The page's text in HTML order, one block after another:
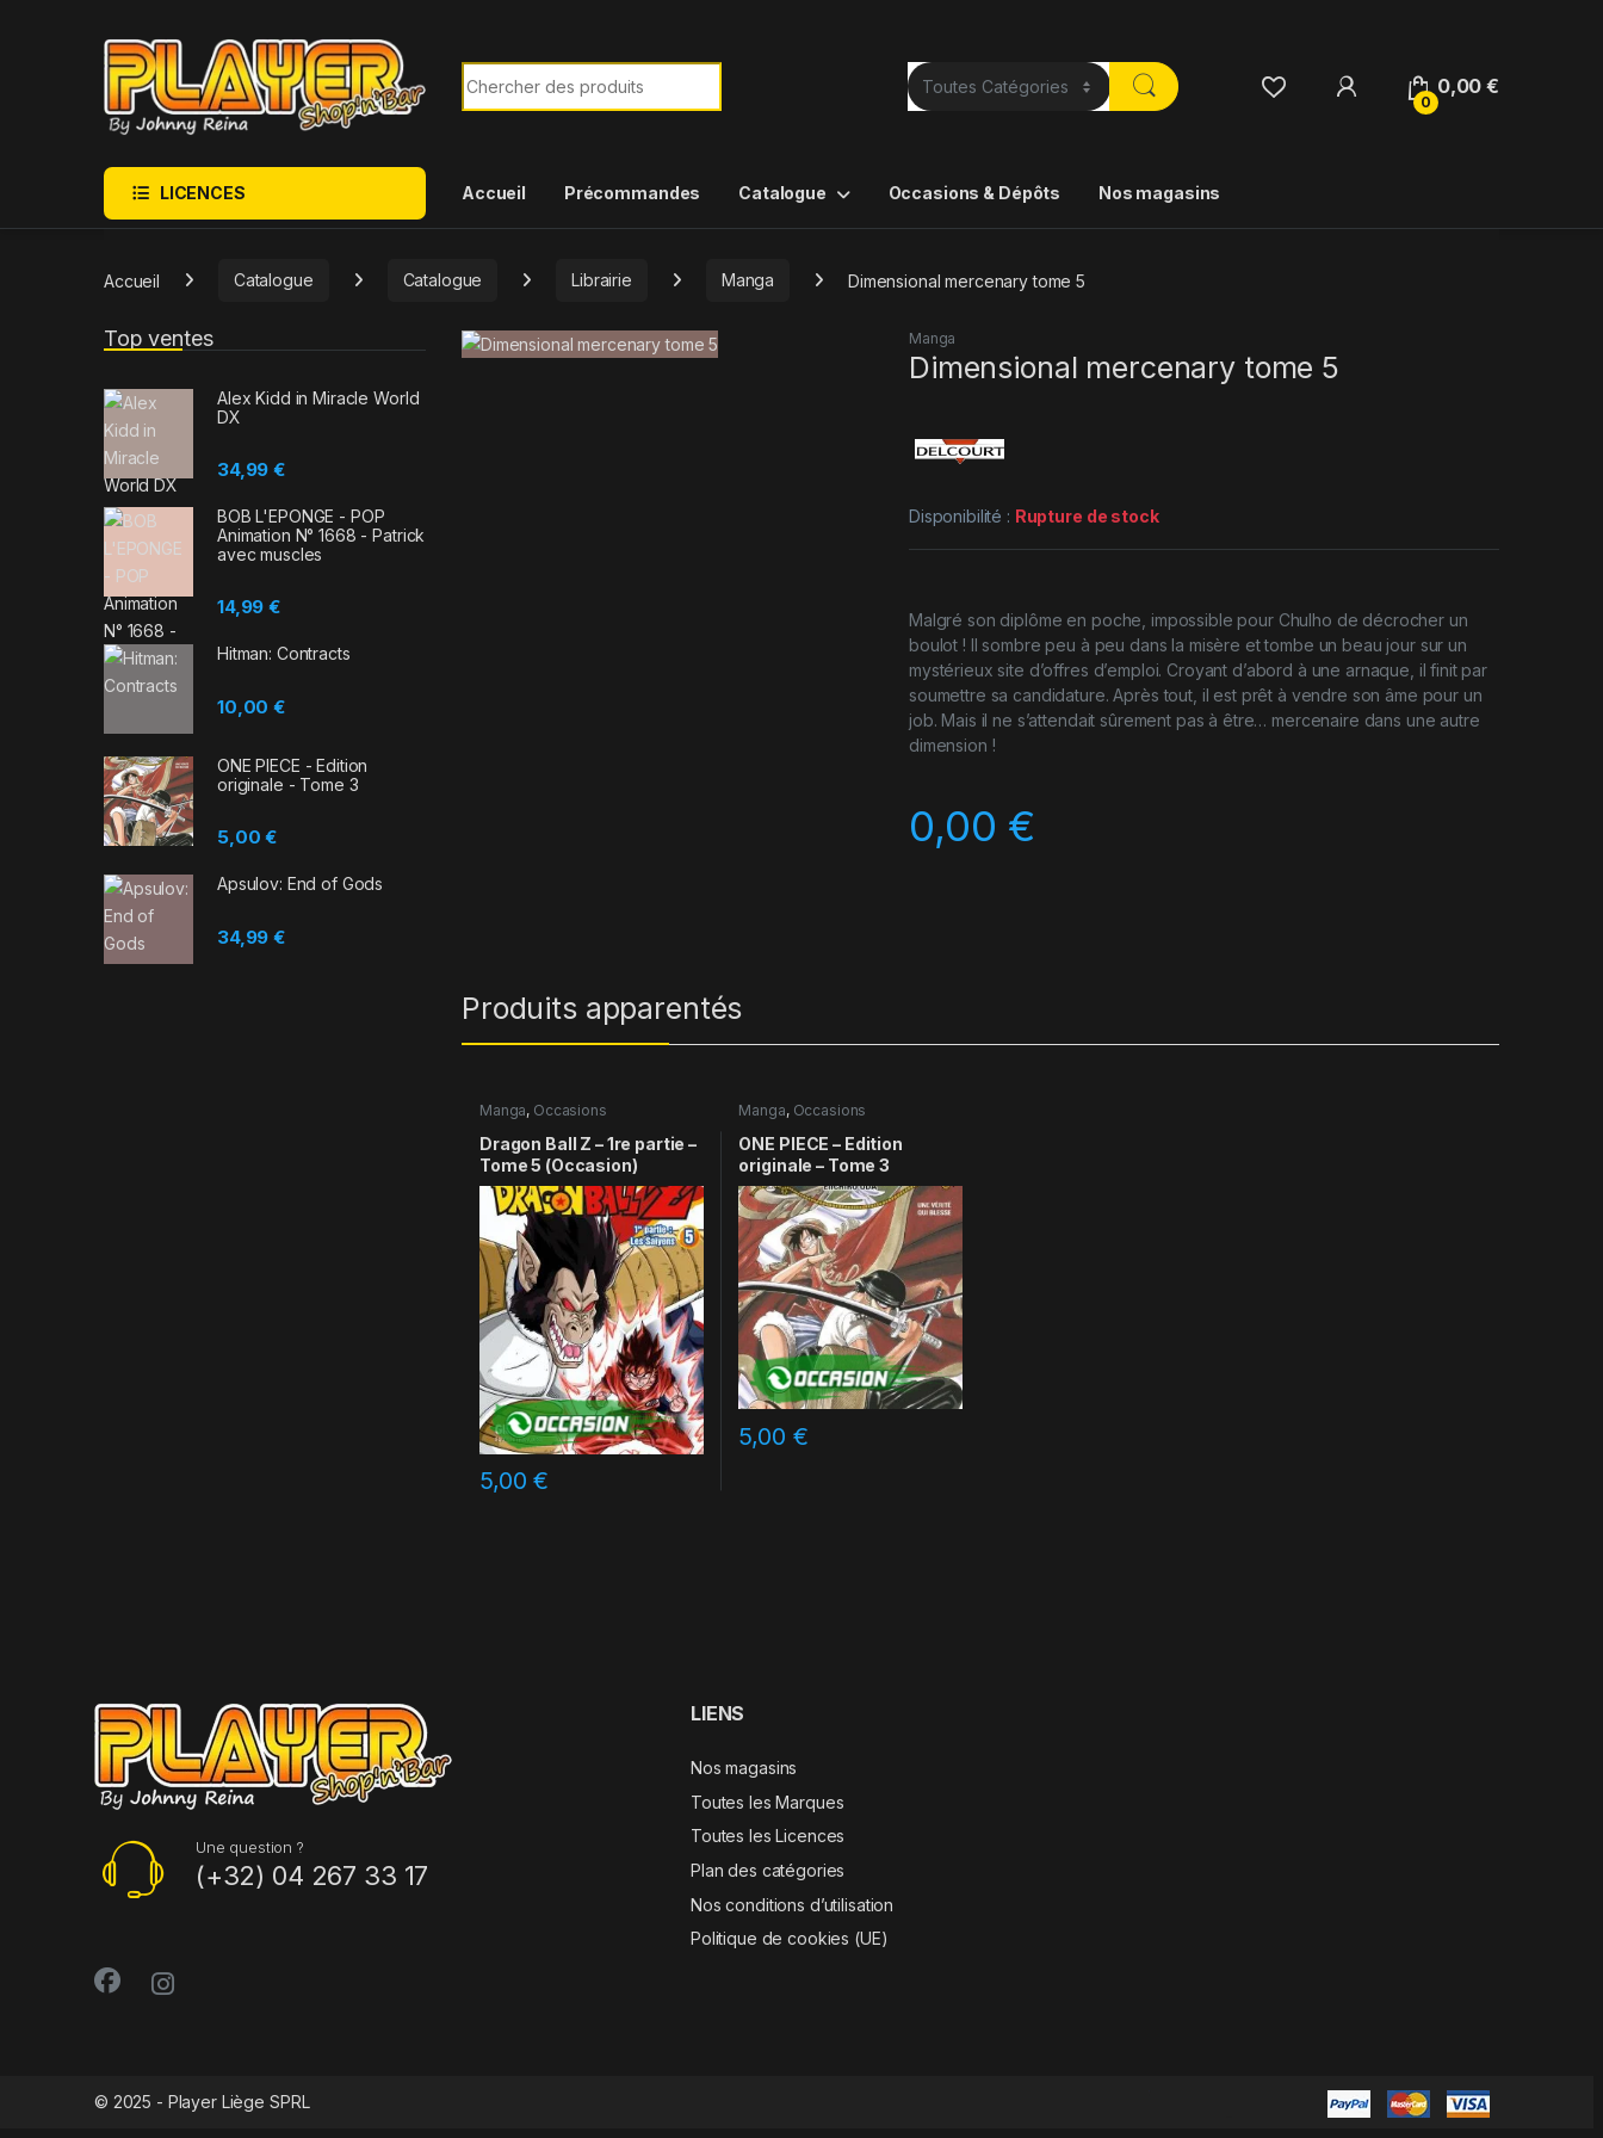
Recherche de :
0
0,00€
LICENCES Accueil Précommandes Catalogue Occasions & Dépôts Nos magasins
Accueil Catalogue Catalogue Librairie Manga Dimensional mercenary tome 5
Manga
Dimensional mercenary tome 5
Disponibilité : Rupture de stock
Malgré son diplôme en poche, impossible pour Chulho de décrocher un
boulot ! Il sombre peu à peu dans la misère et tombe un beau jour sur un
mystérieux site d’offres d’emploi. Croyant d’abord à une arnaque, il finit par
soumettre sa candidature. Après tout, il est prêt à vendre son âme pour un
job. Mais il ne s’attendait sûrement pas à être… mercenaire dans une autre
dimension !
0,00 €
Produits apparentés
Manga, Occasions
Dragon Ball Z – 1re partie –
Tome 5 (Occasion)
5,00€
Manga, Occasions
ONE PIECE – Edition
originale – Tome 3
5,00 €
Top ventes
Alex Kidd in Miracle World
DX
34,99€
BOB L'EPONGE - POP
Animation N° 1668 - Patrick
avec muscles
14,99€
Hitman: Contracts
10,00€
ONE PIECE - Edition
originale - Tome 3
5,00€
Apsulov: End of Gods
34,99€
Une question ?
(+32) 04 267 33 17
LIENS
Nos magasins
Toutes les Marques
Toutes les Licences
Plan des catégories
Nos conditions d’utilisation
Politique de cookies (UE)
© 2025 - Player Liège SPRL